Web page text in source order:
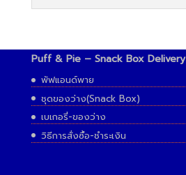
Puff & Pie – Snack Box Delivery
พัฟแอนด์พาย
ชุดของว่าง(Snack Box)
เบเกอรี่-ของว่าง
วิธีการสั่งซื้อ-ชำระเงิน